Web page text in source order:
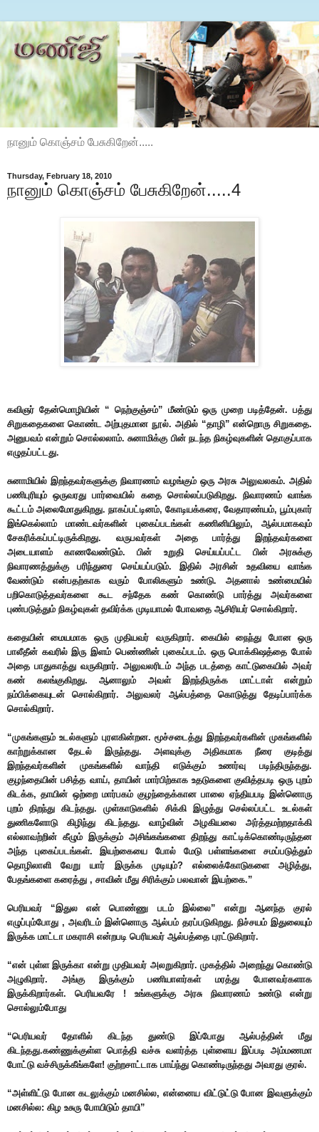
நானும் கொஞ்சம் பேசுகிறேன்.....
Thursday, February 18, 2010
நானும் கொஞ்சம் பேசுகிறேன்.....4
கவிஞர் தேன்மொழியின் “ நெற்குஞ்சம்” மீண்டும் ஒரு முறை படித்தேன். பத்து
சிறுகதைகளை கொண்ட அற்புதமான நூல். அதில் “தாழி” என்றொரு சிறுகதை.
அனுபவம் என்றும் சொல்லலாம். சுனாமிக்கு பின் நடந்த நிகழ்வுகளின் தொகுப்பாக
எழுதப்பட்டது.
சுனாமியில் இறந்தவர்களுக்கு நிவாரணம் வழங்கும் ஒரு அரசு அலுவலகம். அதில்
பணிபுரியும் ஒருவரது பார்வையில் கதை சொல்லப்படுகிறது. நிவாரணம் வாங்க
கூட்டம் அலைமோதுகிறது. நாகப்பட்டினம், கோடியக்கரை, வேதாரண்யம், பூம்புகார்
இங்கெல்லாம் மாண்டவர்களின் புகைப்படங்கள் கணினியிலும், ஆல்பமாகவும்
சேகரிக்கப்பட்டிருக்கிறது. வருபவர்கள் அதை பார்த்து இறந்தவர்களை
அடையாளம் காணவேண்டும். பின் உறுதி செய்யப்பட்ட பின் அரசுக்கு
நிவாரணத்துக்கு பரிந்துரை செய்யப்படும். இதில் அரசின் உதவியை வாங்க
வேண்டும் என்பதற்காக வரும் போலிகளும் உண்டு. அதனால் உண்மையில்
பறிகொடுத்தவர்களை கூட சந்தேக கண் கொண்டு பார்த்து அவர்களை
புண்படுத்தும் நிகழ்வுகள் தவிர்க்க முடியாமல் போவதை ஆசிரியர் சொல்கிறார்.
கதையின் மையமாக ஒரு முதியவர் வருகிறார். கையில் நைந்து போன ஒரு
பாலீதீன் கவரில் இரு இளம் பெண்ணின் புகைப்படம். ஒரு பொக்கிஷத்தை போல்
அதை பாதுகாத்து வருகிறார். அலுவலரிடம் அந்த படத்தை காட்டுகையில் அவர்
கண் கலங்குகிறது. ஆனாலும் அவள் இறந்திருக்க மாட்டாள் என்றும்
நம்பிக்கையுடன் சொல்கிறார். அலுவலர் ஆல்பத்தை கொடுத்து தேடிப்பார்க்க
சொல்கிறார்.
“முகங்களும் உடல்களும் புரளகின்றன. மூச்சடைத்து இறந்தவர்களின் முகங்களில்
காற்றுக்கான தேடல் இருந்தது. அளவுக்கு அதிகமாக நீரை குடித்து
இறந்தவர்களின் முகங்களில் வாந்தி எடுக்கும் உணர்வு படிந்திருந்தது.
குழந்தையின் பசித்த வாய், தாயின் மார்பிற்காக உதடுகளை குவித்தபடி ஒரு புறம்
கிடக்க, தாயின் ஒற்றை மார்பகம் குழந்தைக்கான பாலை ஏந்தியபடி இன்னொரு
புறம் திறந்து கிடந்தது. முள்காடுகளில் சிக்கி இழுத்து செல்லப்பட்ட உடல்கள்
துணிகளோடு கிழிந்து கிடந்தது. வாழ்வின் அழகியலை அர்த்தமற்றதாக்கி
எல்லாவற்றின் கீழும் இருக்கும் அசிங்கங்களை திறந்து காட்டிக்கொண்டிருந்தன
அந்த புகைப்படங்கள். இயற்கையை போல் மேடு பள்ளங்களை சமப்படுத்தும்
தொழிலாளி வேறு யார் இருக்க முடியும்? எல்லைக்கோடுகளை அழித்து,
பேதங்களை கரைத்து , சாவின் மீது சிரிக்கும் பலவான் இயற்கை.”
பெரியவர் “இதுல என் பொண்ணு படம் இல்லை” என்று ஆனந்த குரல்
எழுப்பும்போது , அவரிடம் இன்னொரு ஆல்பம் தரப்படுகிறது. நிச்சயம் இதுலையும்
இருக்க மாட்டா மகராசி என்றபடி பெரியவர் ஆல்பத்தை புரட்டுகிறார்.
“என் புள்ள இருக்கா என்று முதியவர் அலறுகிறார். முகத்தில் அறைந்து கொண்டு
அழுகிறார். அங்கு இருக்கும் பணியாளர்கள் மரத்து போனவர்களாக
இருக்கிறார்கள். பெரியவரே ! உங்களுக்கு அரசு நிவாரணம் உண்டு என்று
சொல்லும்போது
“பெரியவர் தோளில் கிடந்த துண்டு இப்போது ஆல்பத்தின் மீது
கிடந்தது.கண்ணுக்குள்ள பொத்தி வச்சு வளர்த்த புள்ளைய இப்படி அம்மணமா
போட்டு வச்சிருக்கீங்களே! குற்றசாட்டாக பாய்ந்து கொண்டிருந்தது அவரது குரல்.
“அள்ளிட்டு போன கடலுக்கும் மனசில்ல, என்னைய விட்டுட்டு போன இவளுக்கும்
மனசில்ல: கிழ உசுரு போயிடும் தாயி”